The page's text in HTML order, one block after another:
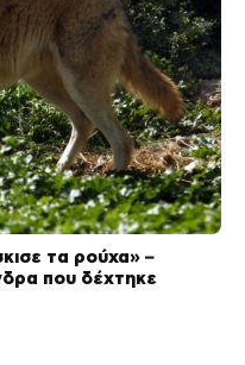
τα ρούχα» –
που δέχτηκε